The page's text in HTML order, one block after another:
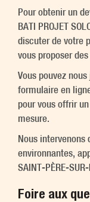
Pour obtenir un
BATI PROJET
discuter de votre
vous proposer
Vous pouvez
formulaire en
pour vous offrir un
mesure.
Nous intervenons
environnantes,
SAINT-PÈRE-
Foire aux